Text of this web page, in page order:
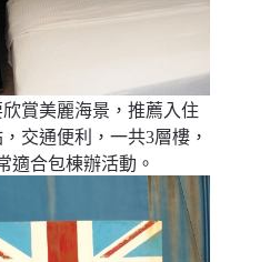
賞美麗海景，推薦入住
交通便利，一共3層樓，
適合包棟辦活動。